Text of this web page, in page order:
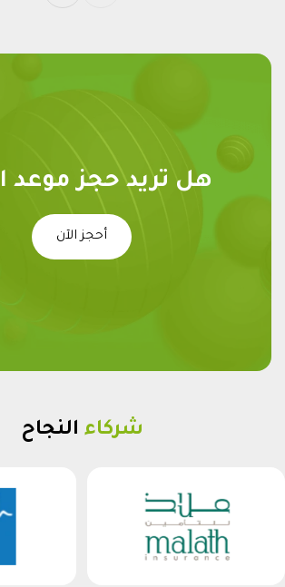
هل تريد حجز موعد
أحجز الآن
شركاء النجاح